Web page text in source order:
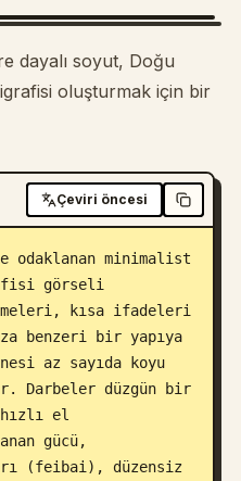
dayalı soyut, Doğu
oluşturmak için bir
Çeviri öncesi
minimalist
görseli
kısa ifadeleri
benzeri bir yapıya
az sayıda koyu
Darbeler düzgün bir
hızlı el
gücü,
(feibai), düzensiz